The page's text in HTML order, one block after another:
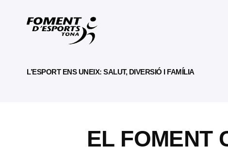
L’ESPORT ENS UNEIX: SALUT, DIVERSIÓ I FAMÍLIA
EL FOMENT